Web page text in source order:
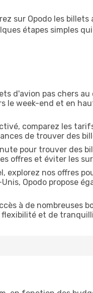
sur Opodo les
étapes simples
d'avion pas chers
week-end et en
comparez les
de trouver des
pour trouver des
offres et éviter les
explorez nos offres
Opodo propose
à de nombreuses
flexibilité et de